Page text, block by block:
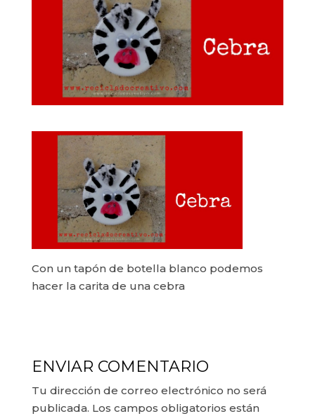
Con un tapón de botella blanco podemos
hacer la carita de una cebra
ENVIAR COMENTARIO
Tu dirección de correo electrónico no será
publicada. Los campos obligatorios están